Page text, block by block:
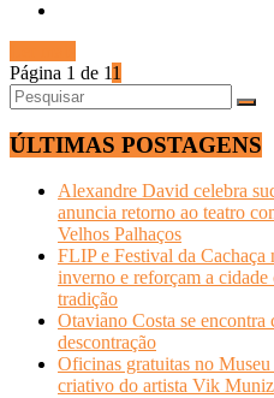
Página 1 de 11
ÚLTIMAS POSTAGENS
Alexandre David celebra
anuncia retorno ao teatro
Velhos Palhaços
FLIP e Festival da Cachaça
inverno e reforçam a
tradição
Otaviano Costa se
descontração
Oficinas gratuitas no
criativo do artista Vik Muniz